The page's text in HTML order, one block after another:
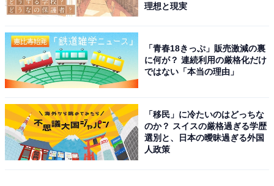
こちらもおすすめ
【楽天市場セール】REGZA「液晶テレビ」が今
だけ実質20％オフ！ 動画もゲームも細部までく
っきり楽しめる【10月14日】
理想と現実
「青春18きっぷ」販売激減の裏
に何が？ 連続利用の厳格化だけ
ではない「本当の理由」
「移民」に冷たいのはどっちな
のか？ スイスの厳格過ぎる学歴
選別と、日本の曖昧過ぎる外国
人政策